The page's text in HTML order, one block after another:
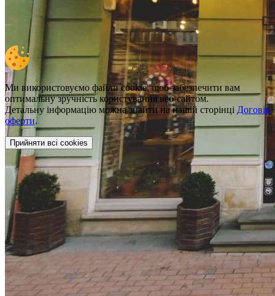
Ми використовуємо файли cookie, щоб забезпечити вам
оптимальну зручність користування веб-сайтом.
Детальну інформацію можна знайти на нашій сторінці Договір
оферти.
Прийняти всі cookies